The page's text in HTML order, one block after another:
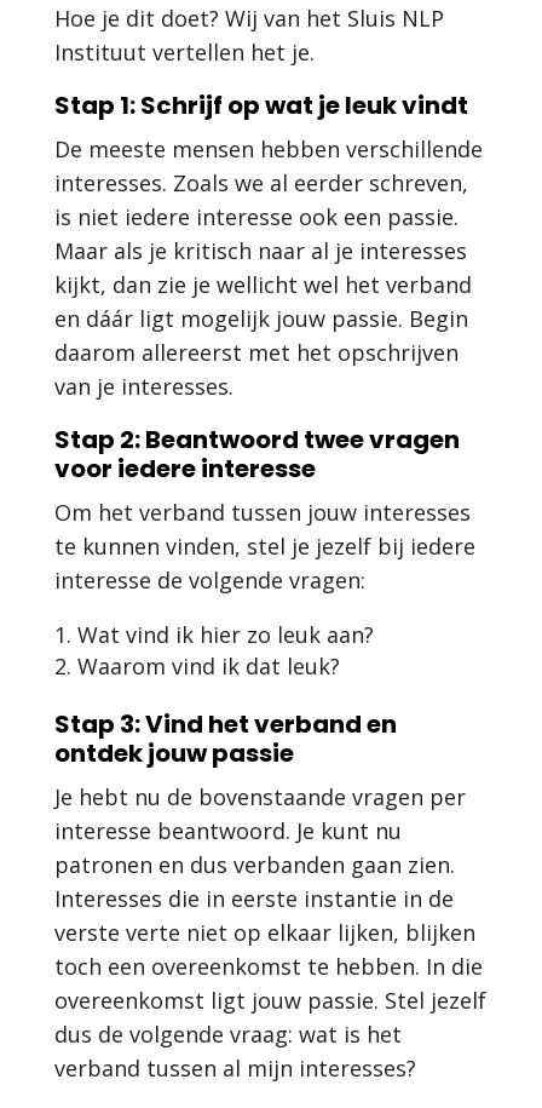
Hoe je dit doet? Wij van het Sluis NLP
Instituut vertellen het je.
Stap 1: Schrijf op wat je leuk vindt
De meeste mensen hebben verschillende
interesses. Zoals we al eerder schreven,
is niet iedere interesse ook een passie.
Maar als je kritisch naar al je interesses
kijkt, dan zie je wellicht wel het verband
en dáár ligt mogelijk jouw passie. Begin
daarom allereerst met het opschrijven
van je interesses.
Stap 2: Beantwoord twee vragen
voor iedere interesse
Om het verband tussen jouw interesses
te kunnen vinden, stel je jezelf bij iedere
interesse de volgende vragen:
Wat vind ik hier zo leuk aan?
Waarom vind ik dat leuk?
Stap 3: Vind het verband en
ontdek jouw passie
Je hebt nu de bovenstaande vragen per
interesse beantwoord. Je kunt nu
patronen en dus verbanden gaan zien.
Interesses die in eerste instantie in de
verste verte niet op elkaar lijken, blijken
toch een overeenkomst te hebben. In die
overeenkomst ligt jouw passie. Stel jezelf
dus de volgende vraag: wat is het
verband tussen al mijn interesses?